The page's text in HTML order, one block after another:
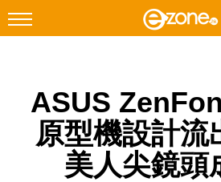
Facebook Instagram
科技焦點
ASUS
原型機設計流
美人尖鏡頭